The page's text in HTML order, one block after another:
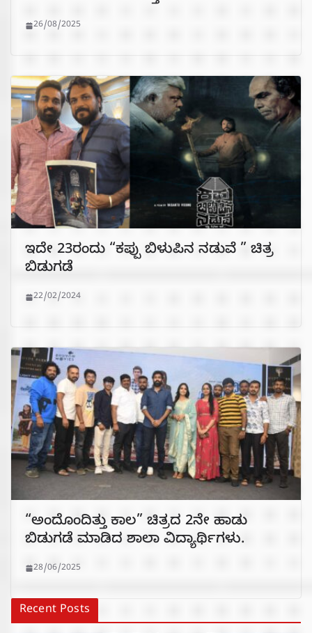
26/08/2025
ಇದೇ 23ರಂದು “ಕಪ್ಪು ಬಿಳುಪಿನ ನಡುವೆ ” ಚಿತ್ರ
ಬಿಡುಗಡೆ
22/02/2024
“ಅಂದೊಂದಿತ್ತು ಕಾಲ” ಚಿತ್ರದ 2ನೇ ಹಾಡು
ಬಿಡುಗಡೆ ಮಾಡಿದ ಶಾಲಾ ವಿದ್ಯಾರ್ಥಿಗಳು.
28/06/2025
Recent Posts